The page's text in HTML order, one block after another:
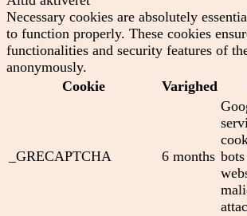
Necessary cookies are absolutely
to function properly. These cookies
functionalities and security features of
anonymously.
Cookie
Varighed
_GRECAPTCHA 6 months